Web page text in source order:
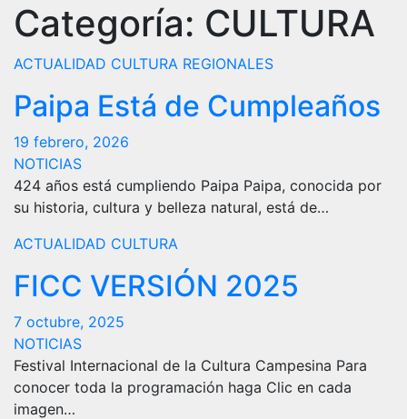
Categoría: CULTURA
ACTUALIDAD CULTURA REGIONALES
Paipa Está de Cumpleaños
19 febrero, 2026
NOTICIAS
424 años está cumpliendo Paipa Paipa, conocida por
su historia, cultura y belleza natural, está de…
ACTUALIDAD CULTURA
FICC VERSIÓN 2025
7 octubre, 2025
NOTICIAS
Festival Internacional de la Cultura Campesina Para
conocer toda la programación haga Clic en cada
imagen…